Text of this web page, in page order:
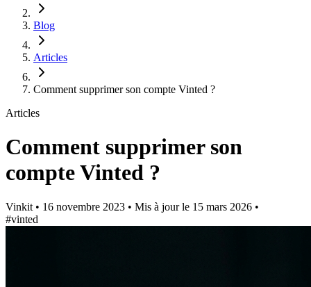
Blog
Articles
Comment supprimer son compte Vinted ?
Articles
Comment supprimer son
compte Vinted ?
Vinkit • 16 novembre 2023 • Mis à jour le 15 mars 2026 •
#vinted